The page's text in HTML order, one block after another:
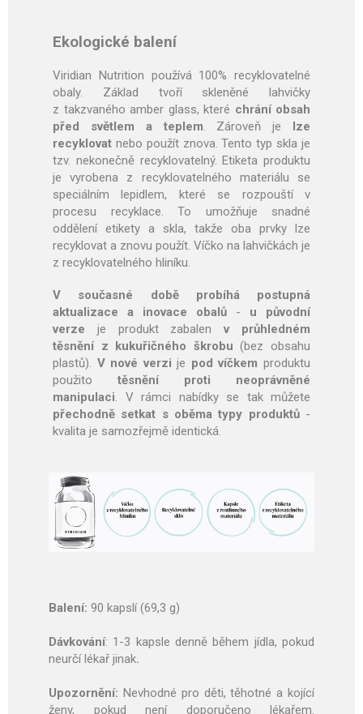
Ekologické balení
Viridian Nutrition používá 100% recyklovatelné
obaly. Základ tvoří skleněné lahvičky
z takzvaného amber glass, které chrání obsah
před světlem a teplem. Zároveň je lze
recyklovat nebo použít znova. Tento typ skla je
tzv. nekonečně recyklovatelný. Etiketa produktu
je vyrobena z recyklovatelného materiálu se
speciálním lepidlem, které se rozpouští v
procesu recyklace. To umožňuje snadné
oddělení etikety a skla, takže oba prvky lze
recyklovat a znovu použít. Víčko na lahvičkách je
z recyklovatelného hliníku.
V současné době probíhá postupná
aktualizace a inovace obalů - u původní
verze je produkt zabalenv průhledném
těsnění z kukuřičného škrobu (bez obsahu
plastů). V nové verzi je pod víčkem produktu
použito těsnění proti neoprávněné
manipulaci. V rámci nabídky se tak můžete
přechodně setkat s oběma typy produktů-
kvalita je samozřejmě identická.
Balení: 90 kapslí (69,3 g)
Dávkování: 1-3 kapsle denně během jídla, pokud
neurčí lékař jinak.
Upozornění: Nevhodné pro děti, těhotné a kojící
ženy, pokud není doporučeno lékařem.